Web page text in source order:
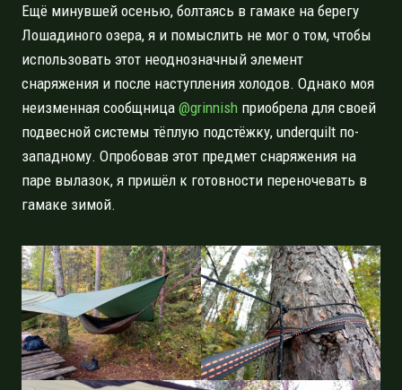
Ещё минувшей осенью, болтаясь в гамаке на берегу
Лошадиного озера, я и помыслить не мог о том, чтобы
использовать этот неоднозначный элемент
снаряжения и после наступления холодов. Однако моя
неизменная сообщница @grinnish приобрела для своей
подвесной системы тёплую подстёжку, underquilt по-
западному. Опробовав этот предмет снаряжения на
паре вылазок, я пришёл к готовности переночевать в
гамаке зимой.